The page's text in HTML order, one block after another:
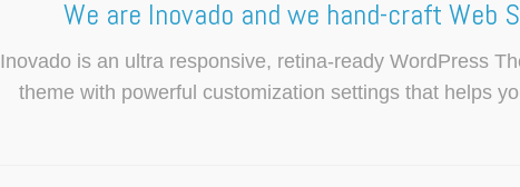
We are Inovado and we hand-craft Web
Inovado is an ultra responsive, retina-ready WordPress
theme with powerful customization settings that helps